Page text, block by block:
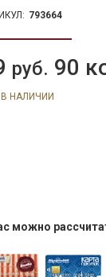
793664
руб. 90
В НАЛИЧИИ
можно